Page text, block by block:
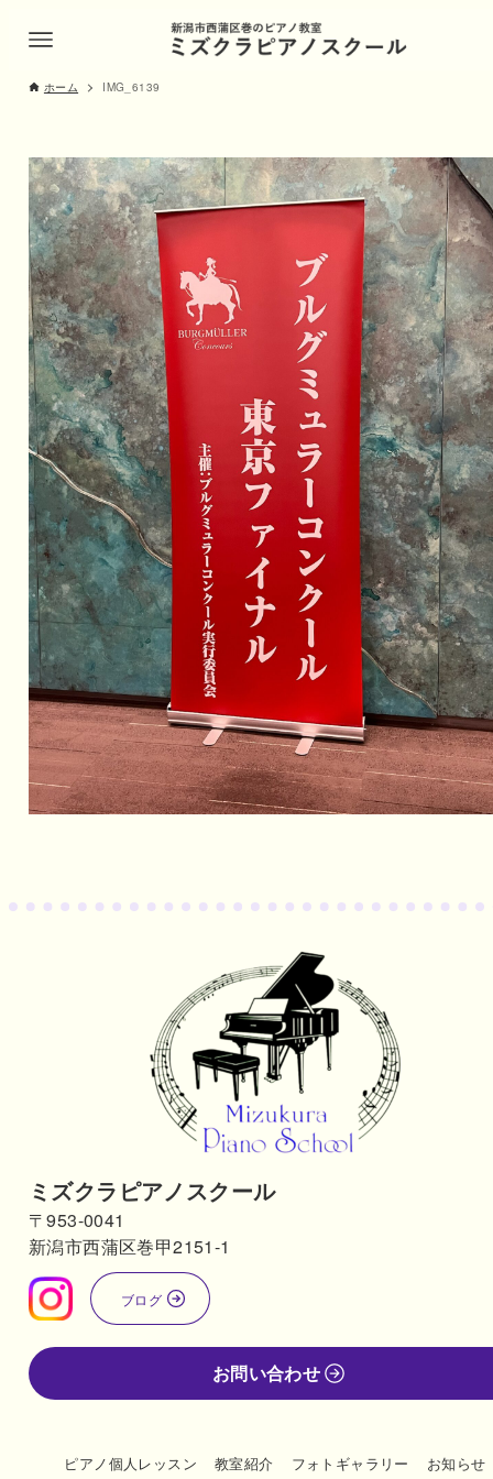
ホーム IMG_6139
ミズクラピアノスクール
〒953-0041
新潟市西蒲区巻甲2151-1
ブログ
お問い合わせ
ピアノ個人レッスン 教室紹介 フォトギャラリー お知らせ